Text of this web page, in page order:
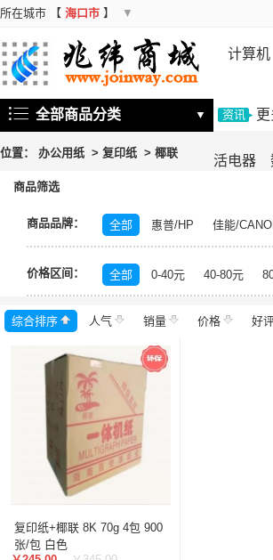
所在城市 【 海口市 】 ▼
计算机
机 存储
活电器
全部商品分类 ▼ 资讯
位置： 办公用纸 > 复印纸 > 椰联
商品筛选
商品品牌： 全部 惠普/HP 佳能/
中福/ZHFOR
百顺/bison
百旺/PaperOne
晨光/M&G
未来世界
得印/befon 科思
岳阳楼至尊
天将 亚太森博
联盛蓝叶
价格区间： 全部 0-40元 40-80元
综合排序 人气 销量 价格 好
复印纸+椰联 8K 70g 4包 900
张/包 白色